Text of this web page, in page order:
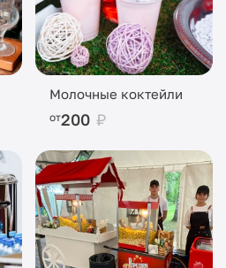
Молочные коктейли
от200 ₽